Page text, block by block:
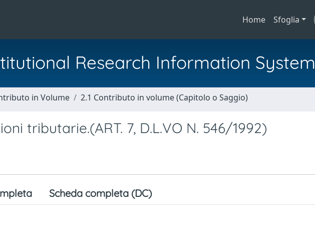
Home Sfoglia
Research Information System
in Volume 2.1 Contributo in volume (Capitolo o Saggio)
tributarie.(ART. 7, D.L.VO N. 546/1992)
Scheda completa (DC)